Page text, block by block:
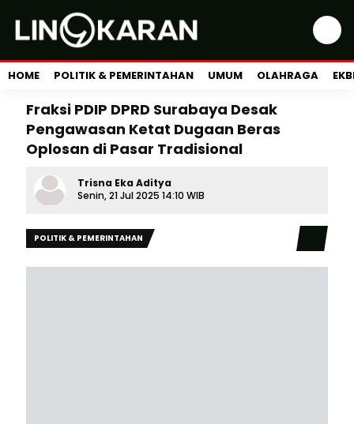
HOME POLITIK & PEMERINTAHAN UMUM OLAHRAGA
Fraksi PDIP DPRD Surabaya Desak
Pengawasan Ketat Dugaan Beras
Oplosan di Pasar Tradisional
Trisna Eka Aditya
Senin, 21 Jul 2025 14:10 WIB
POLITIK & PEMERINTAHAN